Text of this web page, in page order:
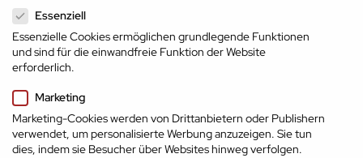
Essenziell
Essenzielle Cookies ermöglichen grundlegende Funktionen
und sind für die einwandfreie Funktion der Website
erforderlich.
Marketing
Marketing-Cookies werden von Drittanbietern oder Publishern
verwendet, um personalisierte Werbung anzuzeigen. Sie tun
dies, indem sie Besucher über Websites hinweg verfolgen.